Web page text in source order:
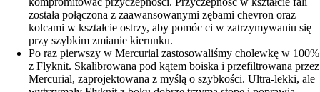
została połączona z zaawansowanymi zębami chevron oraz
kolcami w kształcie ostrzy, aby pomóc ci w zatrzymywaniu się
przy szybkim zmianie kierunku.
Po raz pierwszy w Mercurial zastosowaliśmy cholewkę w 100%
z Flyknit. Skalibrowana pod kątem boiska i przefiltrowana przez
Mercurial, zaprojektowana z myślą o szybkości. Ultra-lekki, ale